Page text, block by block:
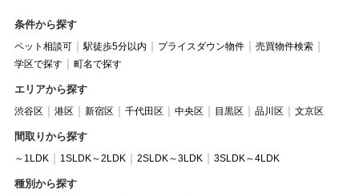
条件から探す
ペット相談可 駅徒歩5分以内 プライスダウン物件
売買物件検索
学区で探す
町名で探す
エリアから探す
渋谷区 港区 新宿区 千代田区 中央区 目黒区 品川区 文京区
間取りから探す
～1LDK 1SLDK～2LDK 2SLDK～3LDK 3SLDK～4LDK
種別から探す